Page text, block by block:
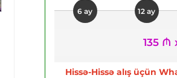
6 ay 12 ay
135 ₼
Hissə-Hissə alış üçün